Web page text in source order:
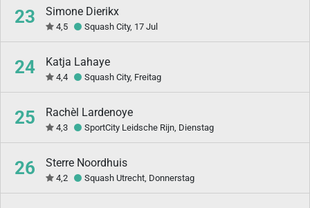
23 Simone Dierikx
4,5 Squash City, 17 Jul
24 Katja Lahaye
4,4 Squash City, Freitag
25 Rachèl Lardenoye
4,3 SportCity Leidsche Rijn, Dienstag
26 Sterre Noordhuis
4,2 Squash Utrecht, Donnerstag